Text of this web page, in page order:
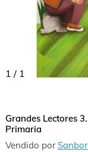
1 / 1
Grandes Lectores
Primaria
Vendido por